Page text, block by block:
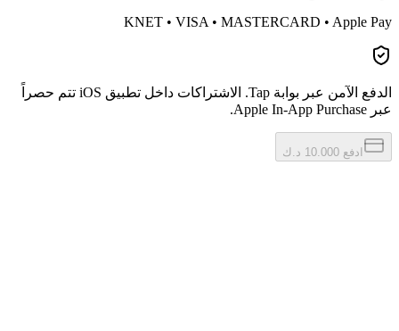
KNET • VISA • MASTERCARD • Apple Pay
الدفع الآمن عبر بوابة Tap. الاشتراكات داخل تطبيق iOS تتم حصراً
عبر Apple In-App Purchase.
ادفع 10.000 د.ك